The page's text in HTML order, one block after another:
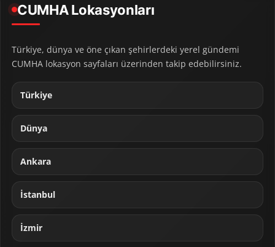
CUMHA Lokasyonları
Türkiye, dünya ve öne çıkan şehirlerdeki yerel gündemi
CUMHA lokasyon sayfaları üzerinden takip edebilirsiniz.
Türkiye
Dünya
Ankara
İstanbul
İzmir